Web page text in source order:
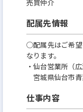
売買仲介
配属先情報
○配属先はご希望
なります。
・仙台営業所（
宮城県仙台市
仕事内容